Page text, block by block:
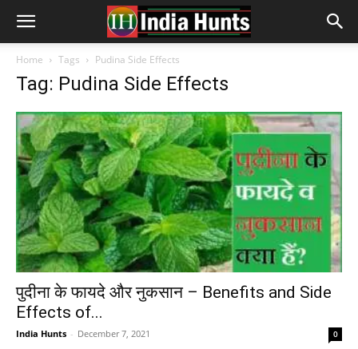
Home Tags Pudina Side Effects
Tag: Pudina Side Effects
पुदीना के फायदे और नुकसान – Benefits and Side
Effects of...
India Hunts - December 7, 2021 0